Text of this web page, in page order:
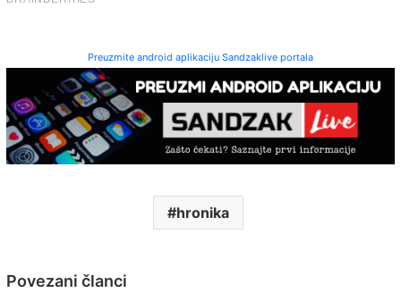
Preuzmite android aplikaciju Sandzaklive portala
hronika
Povezani članci